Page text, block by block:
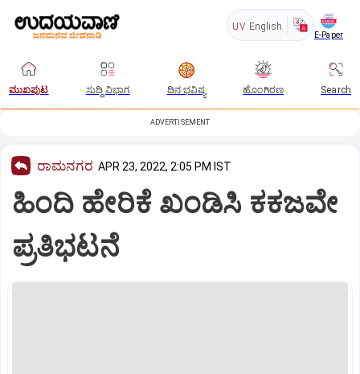
UV English
E-Paper
ಮುಖಪುಟ ಸುದ್ದಿ ವಿಭಾಗ ದಿನ ಭವಿಷ್ಯ ಹೊಂಗಿರಣ Search
ADVERTISEMENT
ರಾಮನಗರ APR 23, 2022, 2:05 PM IST
ಹಿಂದಿ ಹೇರಿಕೆ ಖಂಡಿಸಿ ಕಕಜವೇ
ಪ್ರತಿಭಟನೆ